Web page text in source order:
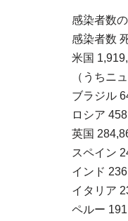
感染者数
感染者数
米国
（うちニ
ブラジル
ロシア
英国
スペイン
インド
イタリア
ペルー